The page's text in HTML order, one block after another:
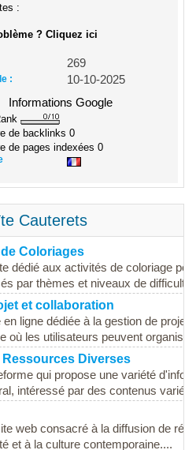
:
? Cliquez ici
269
:
10-10-2025
Informations Google
de backlinks 0
de pages indexées 0
Cauterets
Coloriages
dédié aux activités de coloriage
par thèmes et niveaux de
et collaboration
ligne dédiée à la gestion de
où les utilisateurs peuvent
Diverses
qui propose une variété
intéressé par des contenus variés
web consacré à la diffusion de
et à la culture contemporaine....